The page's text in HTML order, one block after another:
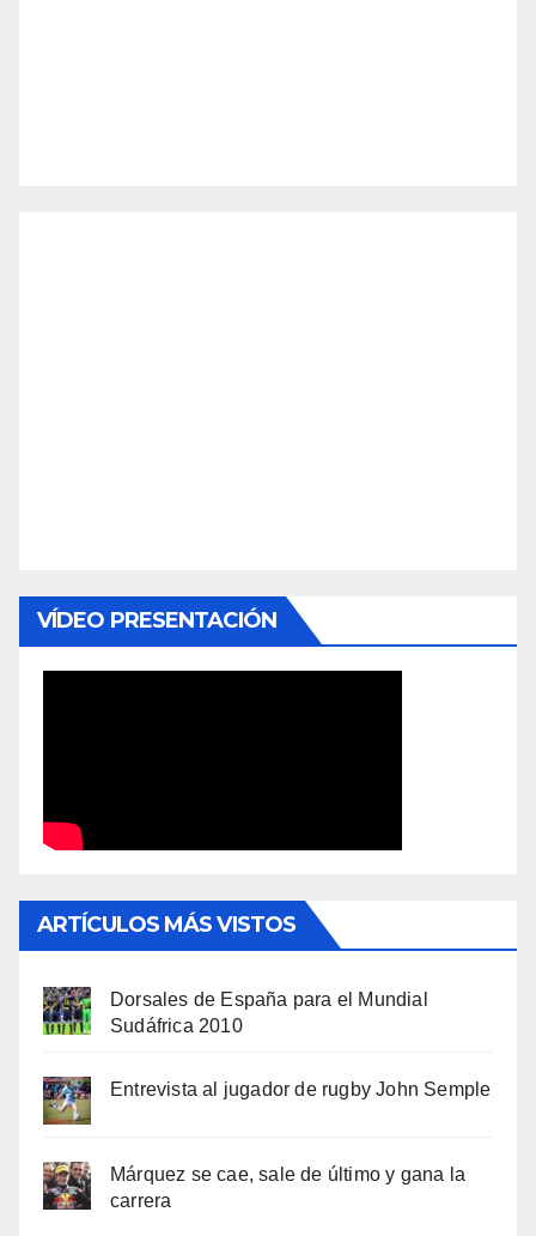
VÍDEO PRESENTACIÓN
ARTÍCULOS MÁS VISTOS
Dorsales de España para el Mundial
Sudáfrica 2010
Entrevista al jugador de rugby John Semple
Márquez se cae, sale de último y gana la
carrera